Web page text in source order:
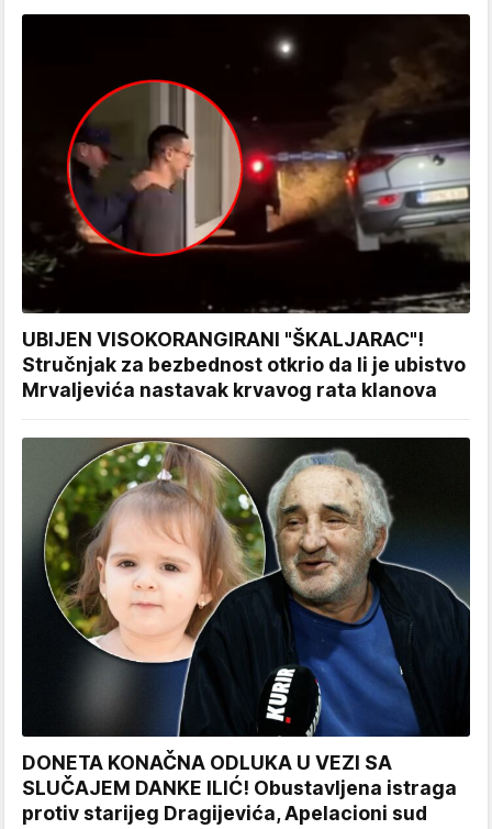
UBIJEN VISOKORANGIRANI "ŠKALJARAC"!
Stručnjak za bezbednost otkrio da li je ubistvo
Mrvaljevića nastavak krvavog rata klanova
DONETA KONAČNA ODLUKA U VEZI SA
SLUČAJEM DANKE ILIĆ! Obustavljena istraga
protiv starijeg Dragijevića, Apelacioni sud